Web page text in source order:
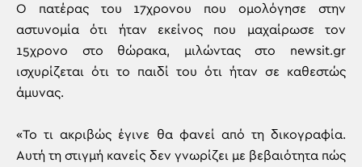
Ο πατέρας του 17χρονου που ομολόγησε στην
αστυνομία ότι ήταν εκείνος που μαχαίρωσε τον
15χρονο στο θώρακα, μιλώντας στο newsit.gr
ισχυρίζεται ότι το παιδί του ότι ήταν σε καθεστώς
άμυνας.
«Το τι ακριβώς έγινε θα φανεί από τη δικογραφία.
Αυτή τη στιγμή κανείς δεν γνωρίζει με βεβαιότητα πώς